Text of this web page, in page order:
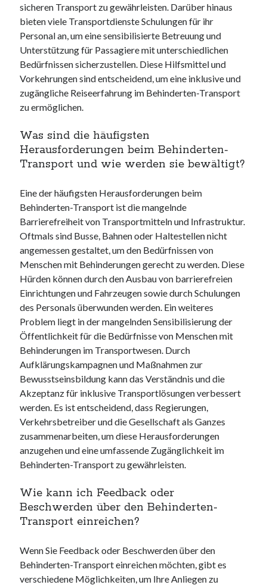
sicheren Transport zu gewährleisten. Darüber hinaus
bieten viele Transportdienste Schulungen für ihr
Personal an, um eine sensibilisierte Betreuung und
Unterstützung für Passagiere mit unterschiedlichen
Bedürfnissen sicherzustellen. Diese Hilfsmittel und
Vorkehrungen sind entscheidend, um eine inklusive und
zugängliche Reiseerfahrung im Behinderten-Transport
zu ermöglichen.
Was sind die häufigsten
Herausforderungen beim Behinderten-
Transport und wie werden sie bewältigt?
Eine der häufigsten Herausforderungen beim
Behinderten-Transport ist die mangelnde
Barrierefreiheit von Transportmitteln und Infrastruktur.
Oftmals sind Busse, Bahnen oder Haltestellen nicht
angemessen gestaltet, um den Bedürfnissen von
Menschen mit Behinderungen gerecht zu werden. Diese
Hürden können durch den Ausbau von barrierefreien
Einrichtungen und Fahrzeugen sowie durch Schulungen
des Personals überwunden werden. Ein weiteres
Problem liegt in der mangelnden Sensibilisierung der
Öffentlichkeit für die Bedürfnisse von Menschen mit
Behinderungen im Transportwesen. Durch
Aufklärungskampagnen und Maßnahmen zur
Bewusstseinsbildung kann das Verständnis und die
Akzeptanz für inklusive Transportlösungen verbessert
werden. Es ist entscheidend, dass Regierungen,
Verkehrsbetreiber und die Gesellschaft als Ganzes
zusammenarbeiten, um diese Herausforderungen
anzugehen und eine umfassende Zugänglichkeit im
Behinderten-Transport zu gewährleisten.
Wie kann ich Feedback oder
Beschwerden über den Behinderten-
Transport einreichen?
Wenn Sie Feedback oder Beschwerden über den
Behinderten-Transport einreichen möchten, gibt es
verschiedene Möglichkeiten, um Ihre Anliegen zu